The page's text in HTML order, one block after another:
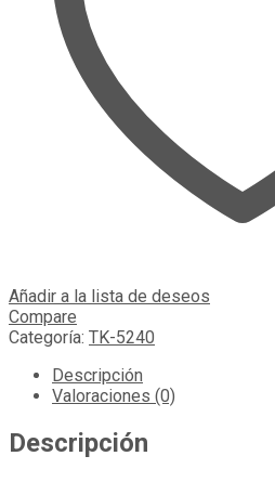
Añadir a la lista de deseos
Compare
Categoría: TK-5240
Descripción
Valoraciones (0)
Descripción